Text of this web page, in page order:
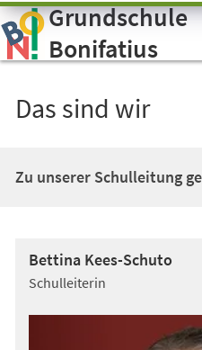
Visuelle
Assistenzsoftware
öffnen.
Grundschule
Bonifatius
Das sind wir
Zu unserer Schulleitung
Bettina Kees-Schuto
Schulleiterin